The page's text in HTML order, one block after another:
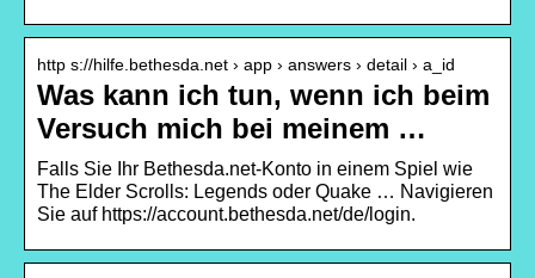
http s://hilfe.bethesda.net › app › answers › detail › a_id
Was kann ich tun, wenn ich beim
Versuch mich bei meinem …
Falls Sie Ihr Bethesda.net-Konto in einem Spiel wie
The Elder Scrolls: Legends oder Quake … Navigieren
Sie auf https://account.bethesda.net/de/login.